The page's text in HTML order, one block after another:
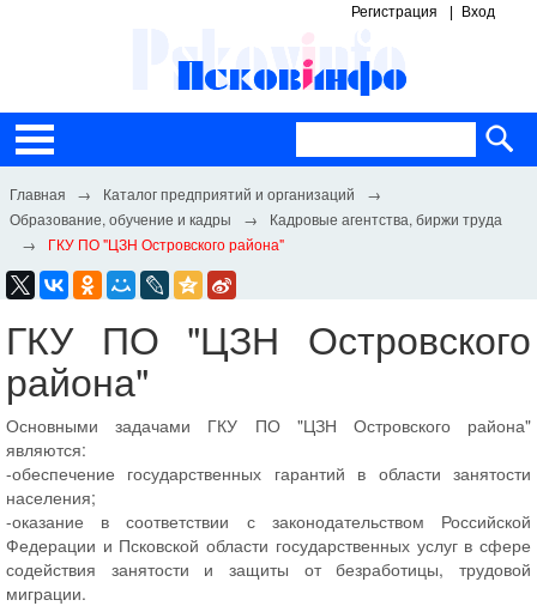
Регистрация Вход
Каталог предприятий и организаций
Образование, обучение и кадры
Кадровые агентства, биржи труда
ГКУ ПО "ЦЗН Островского района"
ГКУ ПО "ЦЗН Островского
района"
Основными задачами ГКУ ПО "ЦЗН Островского района"
являются:
-обеспечение государственных гарантий в области занятости
населения;
-оказание в соответствии с законодательством Российской
Федерации и Псковской области государственных услуг в сфере
содействия занятости и защиты от безработицы, трудовой
миграции.